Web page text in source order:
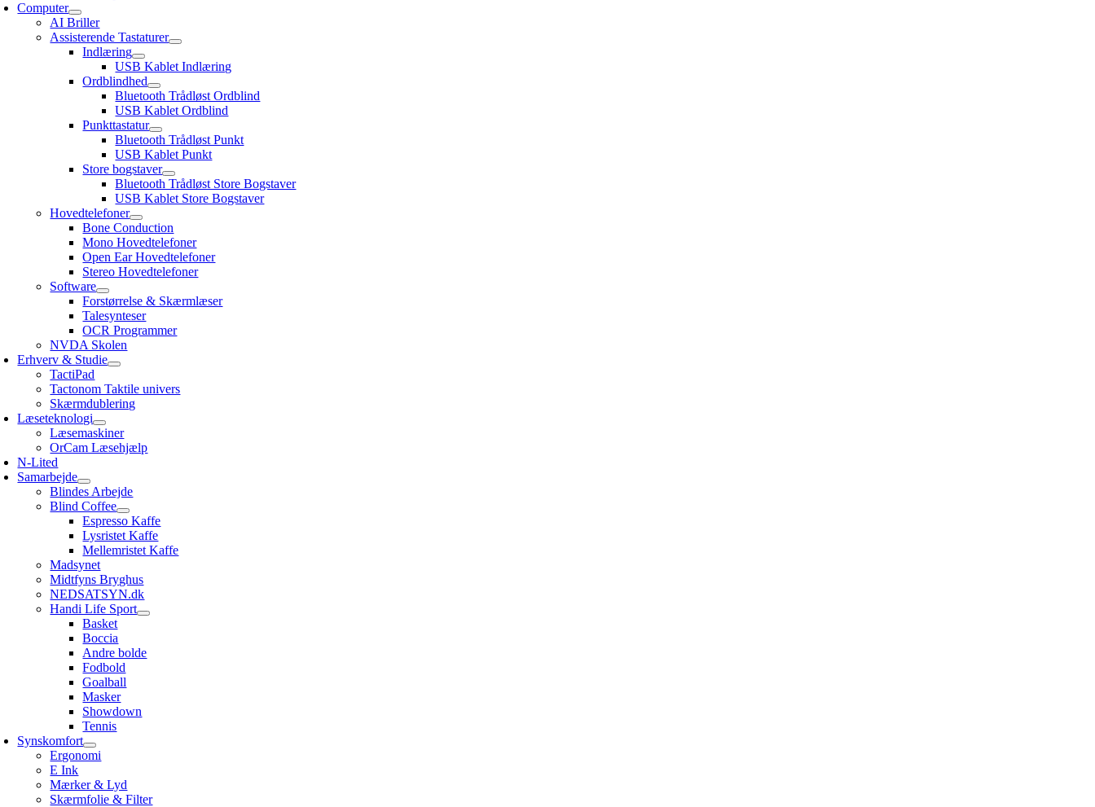
Computer
AI Briller
Assisterende Tastaturer
Indlæring
USB Kablet Indlæring
Ordblindhed
Bluetooth Trådløst Ordblind
USB Kablet Ordblind
Punkttastatur
Bluetooth Trådløst Punkt
USB Kablet Punkt
Store bogstaver
Bluetooth Trådløst Store Bogstaver
USB Kablet Store Bogstaver
Hovedtelefoner
Bone Conduction
Mono Hovedtelefoner
Open Ear Hovedtelefoner
Stereo Hovedtelefoner
Software
Forstørrelse & Skærmlæser
Talesynteser
OCR Programmer
NVDA Skolen
Erhverv & Studie
TactiPad
Tactonom Taktile univers
Skærmdublering
Læseteknologi
Læsemaskiner
OrCam Læsehjælp
N-Lited
Samarbejde
Blindes Arbejde
Blind Coffee
Espresso Kaffe
Lysristet Kaffe
Mellemristet Kaffe
Madsynet
Midtfyns Bryghus
NEDSATSYN.dk
Handi Life Sport
Basket
Boccia
Andre bolde
Fodbold
Goalball
Masker
Showdown
Tennis
Synskomfort
Ergonomi
E Ink
Mærker & Lyd
Skærmfolie & Filter